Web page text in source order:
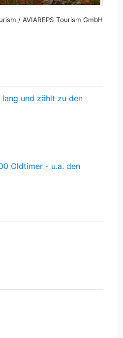
/ AVIAREPS Tourism GmbH
lang und zählt zu den
Oldtimer - u.a. den